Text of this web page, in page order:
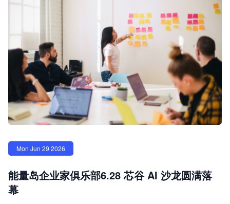
Mon Jun 29 2026
能量岛企业家俱乐部6.28 芯谷 AI 沙龙圆满落
幕